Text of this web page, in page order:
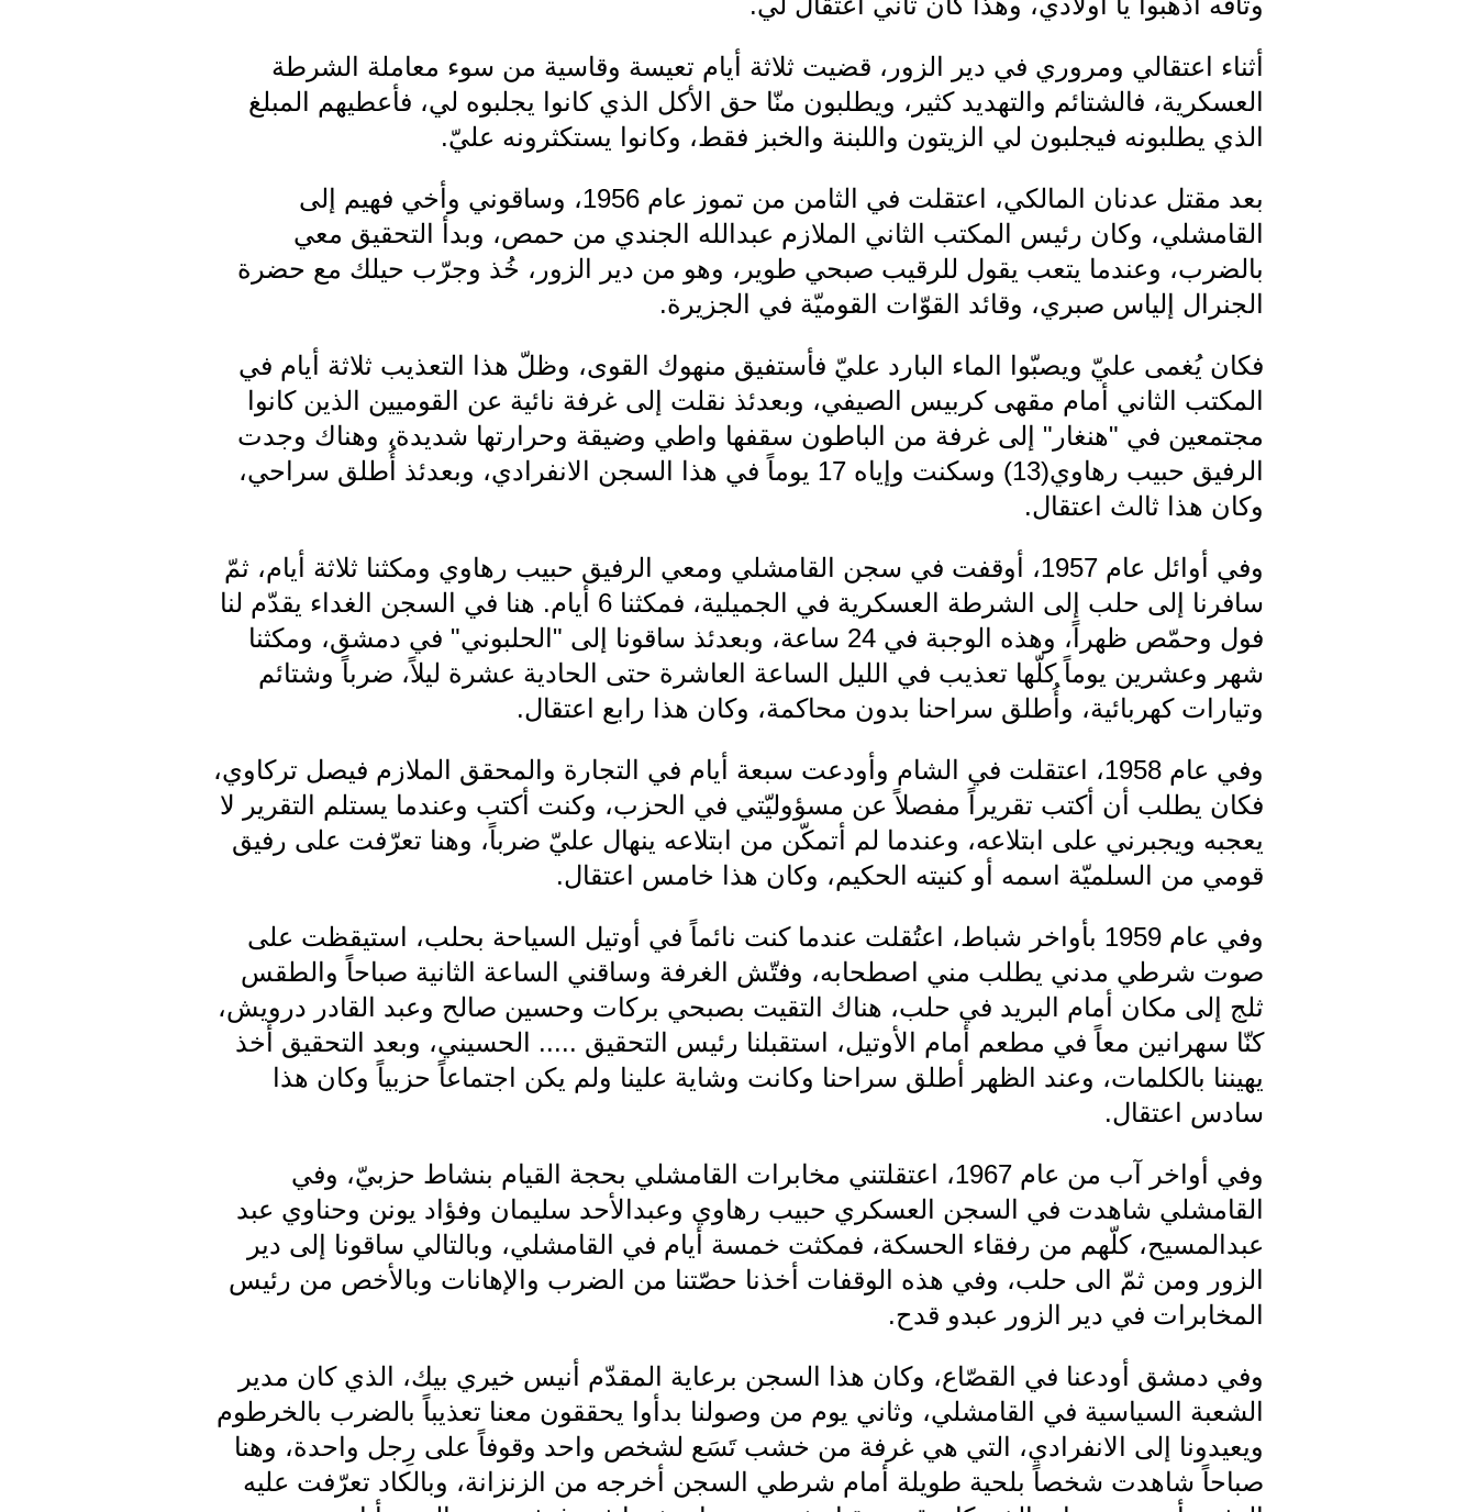
أثناء اعتقالي ومروري في دير الزور، قضيت ثلاثة أيام تعيسة وقاسية من سوء معاملة الشرطة
العسكرية، فالشتائم والتهديد كثير، ويطلبون منّا حق الأكل الذي كانوا يجلبوه لي، فأعطيهم المبلغ
الذي يطلبونه فيجلبون لي الزيتون واللبنة والخبز فقط، وكانوا يستكثرونه عليّ.
بعد مقتل عدنان المالكي، اعتقلت في الثامن من تموز عام 1956، وساقوني وأخي فهيم إلى
القامشلي، وكان رئيس المكتب الثاني الملازم عبدالله الجندي من حمص، وبدأ التحقيق معي
بالضرب، وعندما يتعب يقول للرقيب صبحي طوير، وهو من دير الزور، خُذ وجرّب حيلك مع حضرة
الجنرال إلياس صبري، وقائد القوّات القوميّة في الجزيرة.
فكان يُغمى عليّ ويصبّوا الماء البارد عليّ فأستفيق منهوك القوى، وظلّ هذا التعذيب ثلاثة أيام في
المكتب الثاني أمام مقهى كربيس الصيفي، وبعدئذ نقلت إلى غرفة نائية عن القوميين الذين كانوا
مجتمعين في "هنغار" إلى غرفة من الباطون سقفها واطي وضيقة وحرارتها شديدة، وهناك وجدت
الرفيق حبيب رهاوي(13) وسكنت وإياه 17 يوماً في هذا السجن الانفرادي، وبعدئذ أُطلق سراحي،
وكان هذا ثالث اعتقال.
وفي أوائل عام 1957، أوقفت في سجن القامشلي ومعي الرفيق حبيب رهاوي ومكثنا ثلاثة أيام، ثمّ
سافرنا إلى حلب إلى الشرطة العسكرية في الجميلية، فمكثنا 6 أيام. هنا في السجن الغداء يقدّم لنا
فول وحمّص ظهراً، وهذه الوجبة في 24 ساعة، وبعدئذ ساقونا إلى "الحلبوني" في دمشق، ومكثنا
شهر وعشرين يوماً كلّها تعذيب في الليل الساعة العاشرة حتى الحادية عشرة ليلاً، ضرباً وشتائم
وتيارات كهربائية، وأُطلق سراحنا بدون محاكمة، وكان هذا رابع اعتقال.
وفي عام 1958، اعتقلت في الشام وأودعت سبعة أيام في التجارة والمحقق الملازم فيصل تركاوي،
فكان يطلب أن أكتب تقريراً مفصلاً عن مسؤوليّتي في الحزب، وكنت أكتب وعندما يستلم التقرير لا
يعجبه ويجبرني على ابتلاعه، وعندما لم أتمكّن من ابتلاعه ينهال عليّ ضرباً، وهنا تعرّفت على رفيق
قومي من السلميّة اسمه أو كنيته الحكيم، وكان هذا خامس اعتقال.
وفي عام 1959 بأواخر شباط، اعتُقلت عندما كنت نائماً في أوتيل السياحة بحلب، استيقظت على
صوت شرطي مدني يطلب مني اصطحابه، وفتّش الغرفة وساقني الساعة الثانية صباحاً والطقس
ثلج إلى مكان أمام البريد في حلب، هناك التقيت بصبحي بركات وحسين صالح وعبد القادر درويش،
كنّا سهرانين معاً في مطعم أمام الأوتيل، استقبلنا رئيس التحقيق ..... الحسيني، وبعد التحقيق أخذ
يهيننا بالكلمات، وعند الظهر أطلق سراحنا وكانت وشاية علينا ولم يكن اجتماعاً حزبياً وكان هذا
سادس اعتقال.
وفي أواخر آب من عام 1967، اعتقلتني مخابرات القامشلي بحجة القيام بنشاط حزبيّ، وفي
القامشلي شاهدت في السجن العسكري حبيب رهاوي وعبدالأحد سليمان وفؤاد يونن وحناوي عبد
عبدالمسيح، كلّهم من رفقاء الحسكة، فمكثت خمسة أيام في القامشلي، وبالتالي ساقونا إلى دير
الزور ومن ثمّ الى حلب، وفي هذه الوقفات أخذنا حصّتنا من الضرب والإهانات وبالأخص من رئيس
المخابرات في دير الزور عبدو قدح.
وفي دمشق أودعنا في القصّاع، وكان هذا السجن برعاية المقدّم أنيس خيري بيك، الذي كان مدير
الشعبة السياسية في القامشلي، وثاني يوم من وصولنا بدأوا يحققون معنا تعذيباً بالضرب بالخرطوم
ويعيدونا إلى الانفرادي، التي هي غرفة من خشب تَسَع لشخص واحد وقوفاً على رِجل واحدة، وهنا
صباحاً شاهدت شخصاً بلحية طويلة أمام شرطي السجن أخرجه من الزنزانة، وبالكاد تعرّفت عليه